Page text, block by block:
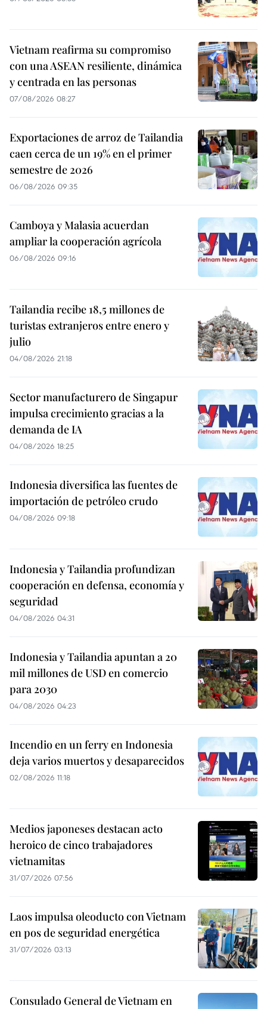
Vietnam reafirma su compromiso
con una ASEAN resiliente, dinámica
y centrada en las personas
07/08/2026 08:27
Exportaciones de arroz de Tailandia
caen cerca de un 19% en el primer
semestre de 2026
06/08/2026 09:35
Camboya y Malasia acuerdan
ampliar la cooperación agrícola
06/08/2026 09:16
Tailandia recibe 18,5 millones de
turistas extranjeros entre enero y
julio
04/08/2026 21:18
Sector manufacturero de Singapur
impulsa crecimiento gracias a la
demanda de IA
04/08/2026 18:25
Indonesia diversifica las fuentes de
importación de petróleo crudo
04/08/2026 09:18
Indonesia y Tailandia profundizan
cooperación en defensa, economía y
seguridad
04/08/2026 04:31
Indonesia y Tailandia apuntan a 20
mil millones de USD en comercio
para 2030
04/08/2026 04:23
Incendio en un ferry en Indonesia
deja varios muertos y desaparecidos
02/08/2026 11:18
Medios japoneses destacan acto
heroico de cinco trabajadores
vietnamitas
31/07/2026 07:56
Laos impulsa oleoducto con Vietnam
en pos de seguridad energética
31/07/2026 03:13
Consulado General de Vietnam en